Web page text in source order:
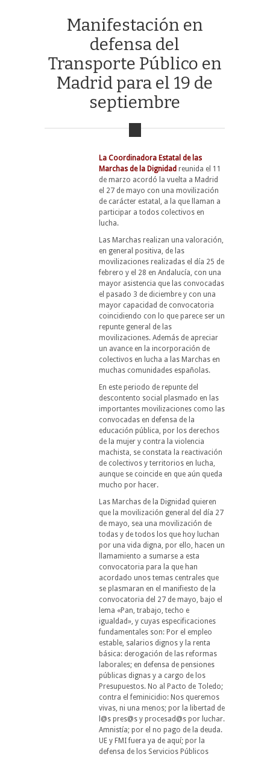
Manifestación en
defensa del
Transporte Público en
Madrid para el 19 de
septiembre
La Coordinadora Estatal de las
Marchas de la Dignidad reunida el 11
de marzo acordó la vuelta a Madrid
el 27 de mayo con una movilización
de carácter estatal, a la que llaman a
participar a todos colectivos en
lucha.
Las Marchas realizan una valoración,
en general positiva, de las
movilizaciones realizadas el día 25 de
febrero y el 28 en Andalucía, con una
mayor asistencia que las convocadas
el pasado 3 de diciembre y con una
mayor capacidad de convocatoria
coincidiendo con lo que parece ser un
repunte general de las
movilizaciones. Además de apreciar
un avance en la incorporación de
colectivos en lucha a las Marchas en
muchas comunidades españolas.
En este periodo de repunte del
descontento social plasmado en las
importantes movilizaciones como las
convocadas en defensa de la
educación pública, por los derechos
de la mujer y contra la violencia
machista, se constata la reactivación
de colectivos y territorios en lucha,
aunque se coincide en que aún queda
mucho por hacer.
Las Marchas de la Dignidad quieren
que la movilización general del día 27
de mayo, sea una movilización de
todas y de todos los que hoy luchan
por una vida digna, por ello, hacen un
llamamiento a sumarse a esta
convocatoria para la que han
acordado unos temas centrales que
se plasmaran en el manifiesto de la
convocatoria del 27 de mayo, bajo el
lema «Pan, trabajo, techo e
igualdad», y cuyas especificaciones
fundamentales son: Por el empleo
estable, salarios dignos y la renta
básica: derogación de las reformas
laborales; en defensa de pensiones
públicas dignas y a cargo de los
Presupuestos. No al Pacto de Toledo;
contra el feminicidio: Nos queremos
vivas, ni una menos; por la libertad de
l@s pres@s y procesad@s por luchar.
Amnistía; por el no pago de la deuda.
UE y FMI fuera ya de aquí; por la
defensa de los Servicios Públicos